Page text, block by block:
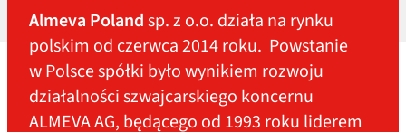
Almeva Polandsp. z o.o. działa na rynku
polskim od czerwca 2014 roku. Powstanie
w Polsce spółki było wynikiem rozwoju
działalności szwajcarskiego koncernu
ALMEVA AG, będącego od 1993 roku liderem